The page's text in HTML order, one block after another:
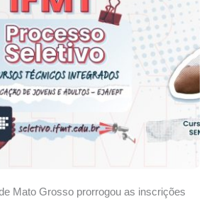
Mato Grosso prorrogou as inscrições